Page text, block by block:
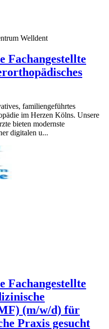
Welldent
Fachangestellte
familiengeführtes
im Herzen Kölns. Unsere
bieten modernste
digitalen u...
Fachangestellte
(m/w/d) für
Praxis gesucht